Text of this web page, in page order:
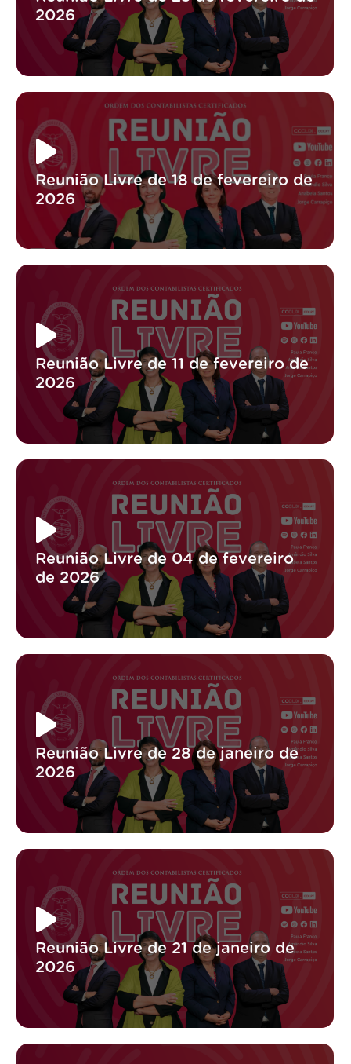
2026
Reunião Livre de 18 de fevereiro de
2026
Reunião Livre de 11 de fevereiro de
2026
Reunião Livre de 04 de fevereiro
de 2026
Reunião Livre de 28 de janeiro de
2026
Reunião Livre de 21 de janeiro de
2026